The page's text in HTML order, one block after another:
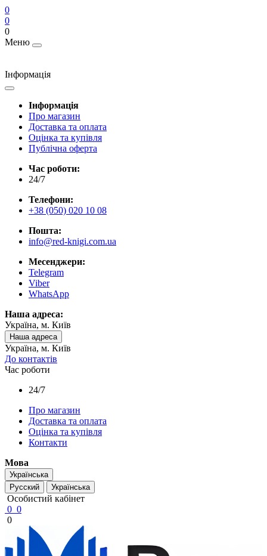
0
0
0
Меню
Інформація
Інформація
Про магазин
Доставка та оплата
Оцінка та купівля
Публічна оферта
Час роботи:
24/7
Телефони:
+38 (050) 020 10 08
Пошта:
info@red-knigi.com.ua
Месенджери:
Telegram
Viber
WhatsApp
Наша адреса:
Україна, м. Київ
Наша адреса
Україна, м. Київ
До контактів
Час роботи
24/7
Про магазин
Доставка та оплата
Оцінка та купівля
Контакти
Мова
Українська
Русский
Українська
Особистий кабінет
0 0
0